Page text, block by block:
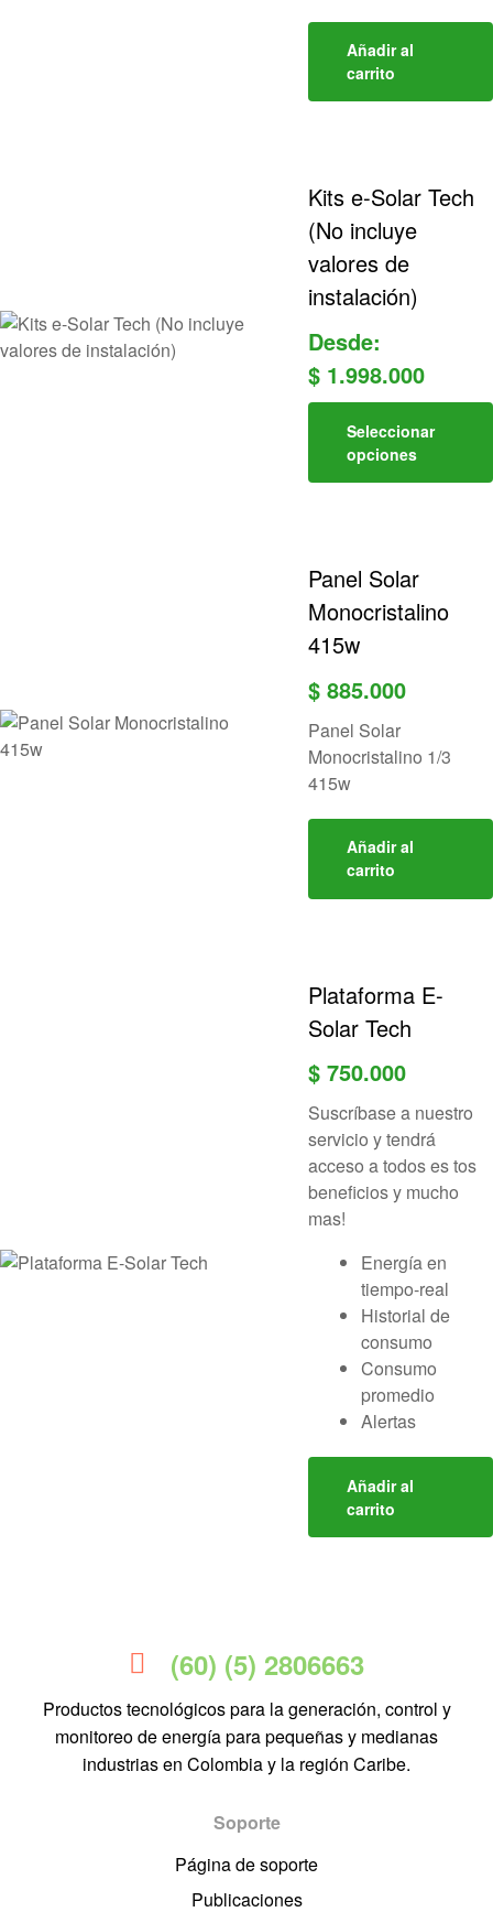
Añadir al
carrito
Kits e-Solar Tech
(No incluye
valores de
instalación)
Desde:
$ 1.998.000
Seleccionar
opciones
Panel Solar
Monocristalino
415w
$ 885.000
Panel Solar
Monocristalino 1/3
415w
Añadir al
carrito
Plataforma E-
Solar Tech
$ 750.000
Suscríbase a nuestro
servicio y tendrá
acceso a todos es tos
beneficios y mucho
mas!
Energía en
tiempo-real
Historial de
consumo
Consumo
promedio
Alertas
Añadir al
carrito
(60) (5) 2806663
Productos tecnológicos para la generación, control y
monitoreo de energía para pequeñas y medianas
industrias en Colombia y la región Caribe.
Soporte
Página de soporte
Publicaciones